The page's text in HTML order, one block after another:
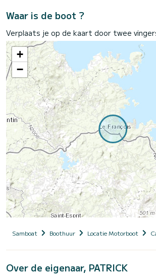
Waar is de boot ?
Verplaats je op de kaart door twee
+
−
Samboat Boothuur Locatie Motorboot
Over de eigenaar, PATRICK